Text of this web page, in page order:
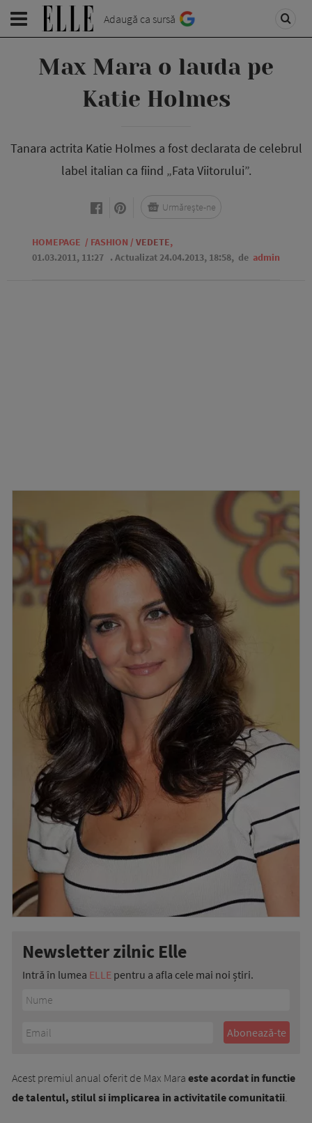
Adaugă ca sursă
Max Mara o lauda pe
Katie Holmes
Tanara actrita Katie Holmes a fost declarata de celebrul
label italian ca fiind „Fata Viitorului”.
HOMEPAGE / FASHION / VEDETE,
01.03.2011, 11:27 . Actualizat 24.04.2013, 18:58, de admin
Urmărește-ne
Newsletter zilnic Elle
Intră în lumea ELLE pentru a afla cele mai noi știri.
Acest premiul anual oferit de Max Mara este acordat in functie
de talentul, stilul si implicarea in activitatile comunitatii.